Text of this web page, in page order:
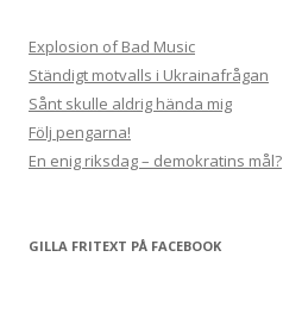
Explosion of Bad Music
Ständigt motvalls i Ukrainafrågan
Sånt skulle aldrig hända mig
Följ pengarna!
En enig riksdag – demokratins mål?
GILLA FRITEXT PÅ FACEBOOK